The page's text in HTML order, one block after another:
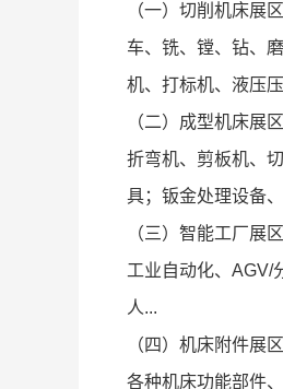
（一）切削机床展区
车、铣、镗、钻、
机、打标机、液压
（二）成型机床展区
折弯机、剪板机、
具；钣金处理设备
（三）智能工厂展区
工业自动化、AGV/
人...
（四）机床附件展区
各种机床功能部件